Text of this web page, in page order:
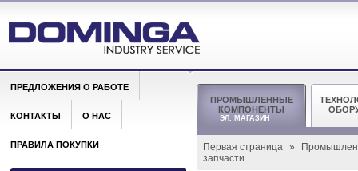
ПРОМЫШЛЕННЫЕ
КОМПОНЕНТЫ
ЭЛ. МАГАЗИН
Первая страница »
запчасти
ПРЕДЛОЖЕНИЯ О РАБОТЕ
КОНТАКТЫ О НАС
ПРАВИЛА ПОКУПКИ